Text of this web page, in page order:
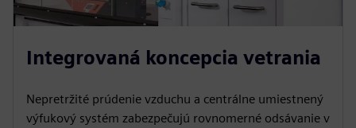
Integrovaná koncepcia vetrania
Nepretržité prúdenie vzduchu a centrálne umiestnený
výfukový systém zabezpečujú rovnomerné odsávanie v